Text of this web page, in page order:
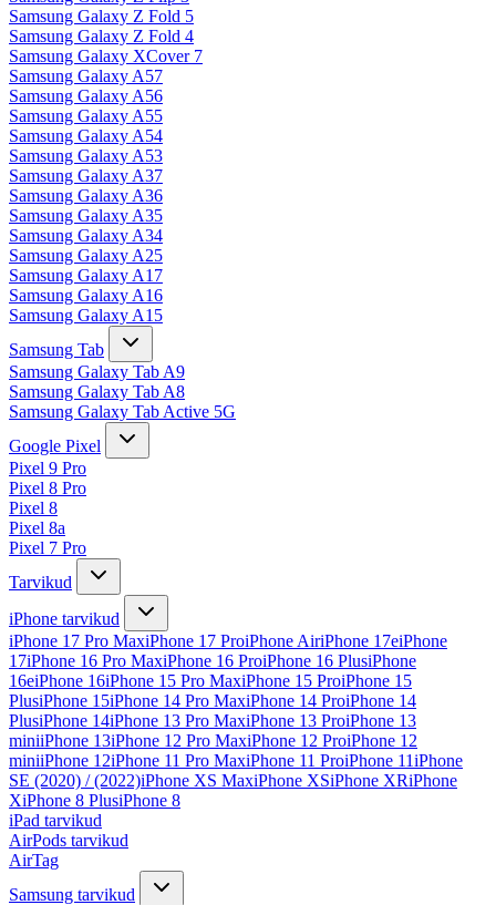
Samsung Galaxy Z Fold 5
Samsung Galaxy Z Fold 4
Samsung Galaxy XCover 7
Samsung Galaxy A57
Samsung Galaxy A56
Samsung Galaxy A55
Samsung Galaxy A54
Samsung Galaxy A53
Samsung Galaxy A37
Samsung Galaxy A36
Samsung Galaxy A35
Samsung Galaxy A34
Samsung Galaxy A25
Samsung Galaxy A17
Samsung Galaxy A16
Samsung Galaxy A15
Samsung Tab
Samsung Galaxy Tab A9
Samsung Galaxy Tab A8
Samsung Galaxy Tab Active 5G
Google Pixel
Pixel 9 Pro
Pixel 8 Pro
Pixel 8
Pixel 8a
Pixel 7 Pro
Tarvikud
iPhone tarvikud
iPhone 17 Pro MaxiPhone 17 ProiPhone AiriPhone 17eiPhone
17iPhone 16 Pro MaxiPhone 16 ProiPhone 16 PlusiPhone
16eiPhone 16iPhone 15 Pro MaxiPhone 15 ProiPhone 15
PlusiPhone 15iPhone 14 Pro MaxiPhone 14 ProiPhone 14
PlusiPhone 14iPhone 13 Pro MaxiPhone 13 ProiPhone 13
miniiPhone 13iPhone 12 Pro MaxiPhone 12 ProiPhone 12
miniiPhone 12iPhone 11 Pro MaxiPhone 11 ProiPhone 11iPhone
SE (2020) / (2022)iPhone XS MaxiPhone XSiPhone XRiPhone
XiPhone 8 PlusiPhone 8
iPad tarvikud
AirPods tarvikud
AirTag
Samsung tarvikud